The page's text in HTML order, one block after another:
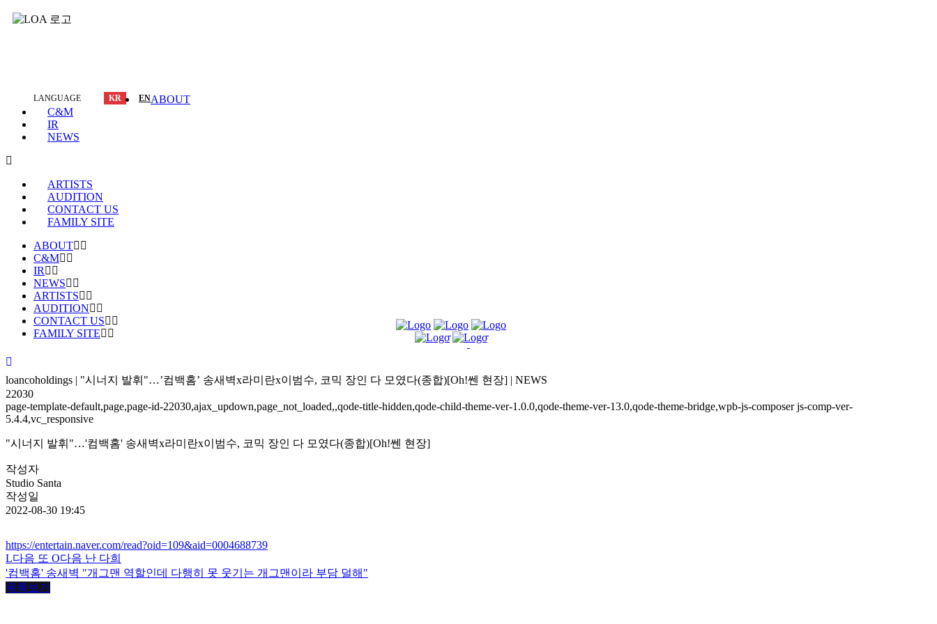
LANGUAGE KR ENABOUT
C&M
IR
NEWS
ARTISTS
AUDITION
CONTACT US
FAMILY SITE
ABOUT
C&M
IR
NEWS
ARTISTS
AUDITION
CONTACT US
FAMILY SITE
loancoholdings | "시너지 발휘"…’컴백홈’ 송새벽x라미란x이범수, 코믹 장인 다 모였다(종합)[Oh!쎈 현장] | NEWS
22030
page-template-default,page,page-id-22030,ajax_updown,page_not_loaded,,qode-title-hidden,qode-child-theme-ver-1.0.0,qode-theme-ver-13.0,qode-theme-bridge,wpb-js-composer js-comp-ver-
5.4.4,vc_responsive
"시너지 발휘"…'컴백홈' 송새벽x라미란x이범수, 코믹 장인 다 모였다(종합)[Oh!쎈 현장]
작성자
Studio Santa
작성일
2022-08-30 19:45
https://entertain.naver.com/read?oid=109&aid=0004688739
L다음 또 O다음 난 다희
'컴백홈' 송새벽 "개그맨 역할인데 다행히 못 웃기는 개그맨이라 부담 덜해"
목록보기